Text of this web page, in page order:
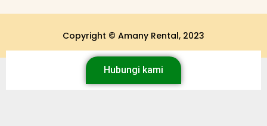
Copyright © Amany Rental, 2023
Hubungi kami